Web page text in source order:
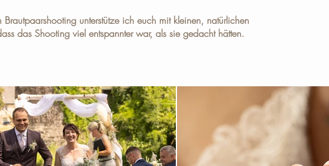
unterstütze ich euch mit kleinen, natürlichen
das Shooting viel entspannter war, als sie gedacht hätten.